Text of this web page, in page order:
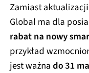
Zamiast
Global ma dla
rabat na nowy
przykład
jest ważnado 31